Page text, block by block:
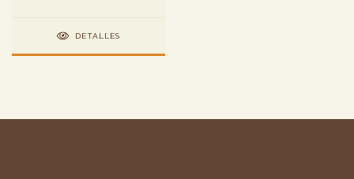
DETALLES